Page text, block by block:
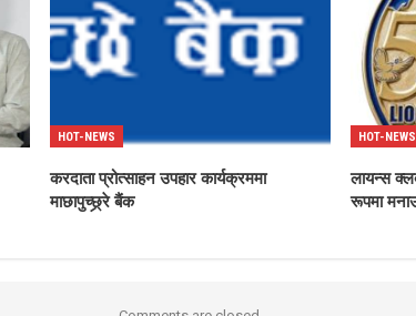
HOT-NEWS
करदाता प्रोत्साहन उपहार कार्यक्रममा
माछापुच्छ्र्रे बैंक
HOT-NEWS
लायन्स
रूपमा